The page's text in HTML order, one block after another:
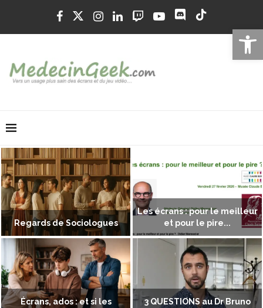
Ouvrir
Regards de Sociologues
Les écrans : pour le meilleur
et pour le pire...
Écrans, ados : et si les
3 QUESTIONS au Dr Bruno